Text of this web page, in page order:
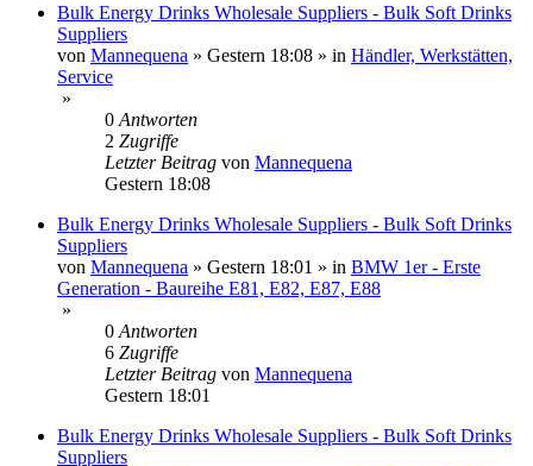
Bulk Energy Drinks Wholesale Suppliers - Bulk Soft Drinks
Suppliers
von Mannequena » Gestern 18:08 » in Händler, Werkstätten,
Service
»
0 Antworten
2 Zugriffe
Letzter Beitrag von Mannequena
Gestern 18:08
Bulk Energy Drinks Wholesale Suppliers - Bulk Soft Drinks
Suppliers
von Mannequena » Gestern 18:01 » in BMW 1er - Erste
Generation - Baureihe E81, E82, E87, E88
»
0 Antworten
6 Zugriffe
Letzter Beitrag von Mannequena
Gestern 18:01
Bulk Energy Drinks Wholesale Suppliers - Bulk Soft Drinks
Suppliers